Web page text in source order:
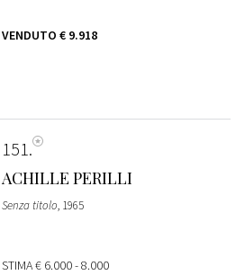
VENDUTO € 9.918
151
ACHILLE PERILLI
Senza titolo, 1965
STIMA€ 6.000 - 8.000